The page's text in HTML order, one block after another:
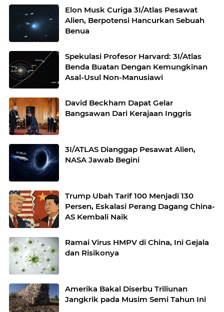
Elon Musk Curiga 3I/Atlas Pesawat
Alien, Berpotensi Hancurkan Sebuah
Benua
Spekulasi Profesor Harvard: 3I/Atlas
Benda Buatan Dengan Kemungkinan
Asal-Usul Non-Manusiawi
David Beckham Dapat Gelar
Bangsawan Dari Kerajaan Inggris
3I/ATLAS Dianggap Pesawat Alien,
NASA Jawab Begini
Trump Ubah Tarif 100 Menjadi 130
Persen, Eskalasi Perang Dagang China-
AS Kembali Naik
Ramai Virus HMPV di China, Ini Gejala
dan Risikonya
Amerika Bakal Diserbu Triliunan
Jangkrik pada Musim Semi Tahun Ini